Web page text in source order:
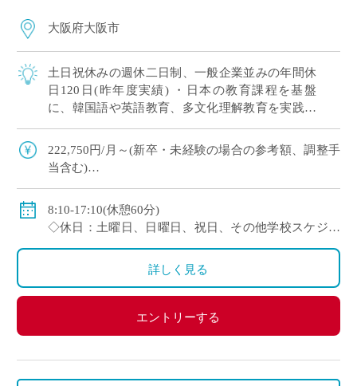
大阪府大阪市
土日祝休みの週休二日制、一般企業並みの年間休
日120日(昨年度実績) ・日本の教育課程を基盤
に、韓国語や英語教育、多文化理解教育を実践す
多様な文化や言語、価値観に触れられる教 […]
222,750円/月～(新卒・未経験の場合の参考額、調整手
当含む)
場合337,700円/月
◇賞与：有(約3.5ヶ月分 ※初年度のみ1.5ヶ月分)
◇手当：家族手当、担任手当、部活手当など
8:10-17:10(休憩60分)
◇休日：土曜日、日曜日、祝日、その他学校スケジュ
※昨年度実績：年間休日120日
詳しく見る
エントリーする